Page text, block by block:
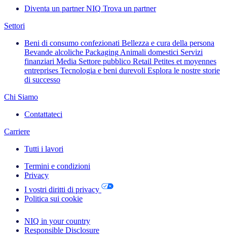
Diventa un partner NIQ Trova un partner
Settori
Beni di consumo confezionati Bellezza e cura della persona
Bevande alcoliche Packaging Animali domestici Servizi
finanziari Media Settore pubblico Retail Petites et moyennes
entreprises Tecnologia e beni durevoli Esplora le nostre storie
di successo
Chi Siamo
Contattateci
Carriere
Tutti i lavori
Termini e condizioni
Privacy
I vostri diritti di privacy
Politica sui cookie
NIQ in your country
Responsible Disclosure